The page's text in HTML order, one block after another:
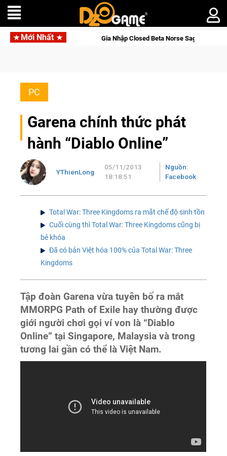
Mới Nhất
Gia Nhập Closed Beta Norse Saga: Cửu Giới Thức Tỉnh, Săn DJI
PC
Garena chính thức phát
hành “Diablo Online”
YThienLong
05/11/2013
18:18:51
Nguồn:
Facebook
Total War: Three Kingdoms ra mắt chế độ sinh tồn
Cuối cùng thì Total War: Three Kingdoms cũng bị
bẻ khóa
Đã có bản Việt hóa 100% của Total War: Three
Kingdoms
Tập đoàn Garena vừa tuyên bố ra mắt
MMORPG Path of Exile hay thường được
giới người chơi gọi ví von là “Diablo
Online” tại Singapore, Malaysia và trong
tương lai gần có thể là Việt Nam.